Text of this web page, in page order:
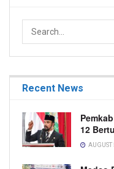
Recent News
12